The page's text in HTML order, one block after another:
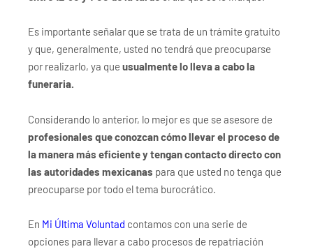
Es importante señalar que se trata de un trámite gratuito
y que, generalmente, usted no tendrá que preocuparse
por realizarlo, ya que usualmente lo lleva a cabo la
funeraria.
Considerando lo anterior, lo mejor es que se asesore de
profesionales que conozcan cómo llevar el proceso de
la manera más eficiente y tengan contacto directo con
las autoridades mexicanas para que usted no tenga que
preocuparse por todo el tema burocrático.
En Mi Última Voluntad contamos con una serie de
opciones para llevar a cabo procesos de repatriación